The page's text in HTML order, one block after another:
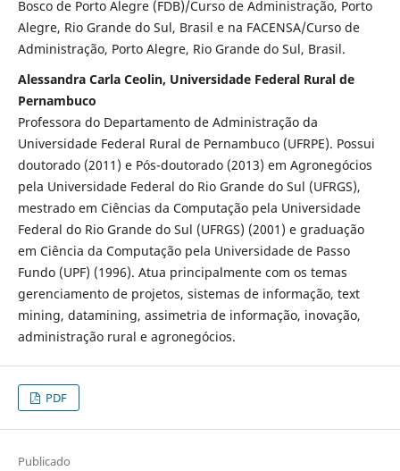
Bosco de Porto Alegre (FDB)/Curso de Administração, Porto
Alegre, Rio Grande do Sul, Brasil e na FACENSA/Curso de
Administração, Porto Alegre, Rio Grande do Sul, Brasil.
Alessandra Carla Ceolin, Universidade Federal Rural de
Pernambuco
Professora do Departamento de Administração da
Universidade Federal Rural de Pernambuco (UFRPE). Possui
doutorado (2011) e Pós-doutorado (2013) em Agronegócios
pela Universidade Federal do Rio Grande do Sul (UFRGS),
mestrado em Ciências da Computação pela Universidade
Federal do Rio Grande do Sul (UFRGS) (2001) e graduação
em Ciência da Computação pela Universidade de Passo
Fundo (UPF) (1996). Atua principalmente com os temas
gerenciamento de projetos, sistemas de informação, text
mining, datamining, assimetria de informação, inovação,
administração rural e agronegócios.
PDF
Publicado